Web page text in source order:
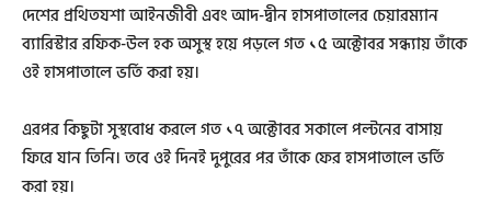
দেশের প্রথিতযশা আইনজীবী এবং আদ-দ্বীন হাসপাতালের চেয়ারম্যান
ব্যারিস্টার রফিক-উল হক অসুস্থ হয়ে পড়লে গত ১৫ অক্টোবর সন্ধ্যায় তাঁকে
ওই হাসপাতালে ভর্তি করা হয়।
এরপর কিছুটা সুস্থবোধ করলে গত ১৭ অক্টোবর সকালে পল্টনের বাসায়
ফিরে যান তিনি। তবে ওই দিনই দুপুরের পর তাঁকে ফের হাসপাতালে ভর্তি
করা হয়।